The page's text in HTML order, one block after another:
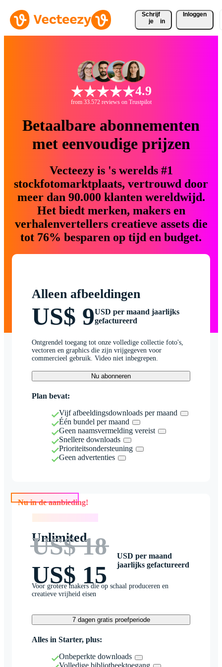
Schrijf
je
in
Inloggen
4.9
from 33.572 reviews on Trustpilot
Betaalbare abonnementen
met eenvoudige prijzen
Vecteezy is 's werelds #1
stockfotomarktplaats, vertrouwd door
meer dan 90.000 klanten wereldwijd.
Het biedt merken, makers en
verhalenvertellers creatieve assets die
tot 76% besparen op tijd en budget.
Alleen afbeeldingen
US$ 9USD per maand jaarlijks
gefactureerd
Ontgrendel toegang tot onze volledige collectie foto's,
vectoren en graphics die zijn vrijgegeven voor
commercieel gebruik. Video niet inbegrepen.
Nu abonneren
Plan bevat:
Vijf afbeeldingsdownloads per maand
Één bundel per maand
Geen naamsvermelding vereist
Snellere downloads
Prioriteitsondersteuning
Geen advertenties
Nu in de aanbieding!
Unlimited
US$ 18
US$ 15
USD per maand
jaarlijks gefactureerd
Voor grotere makers die op schaal produceren en
creatieve vrijheid eisen
7 dagen gratis proefperiode
Alles in Starter, plus:
Onbeperkte downloads